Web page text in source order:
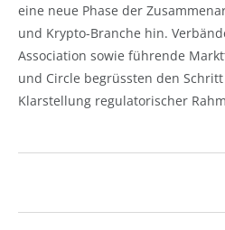
eine neue Phase der
und Krypto-Branche hin.
Association sowie führende
und Circle begrüssten den
Klarstellung regulatorischer